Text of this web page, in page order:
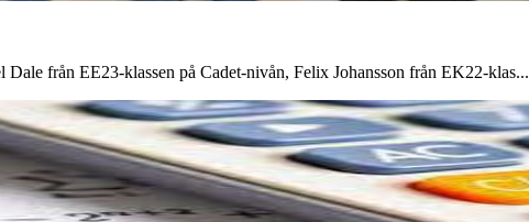
från EE23-klassen på Cadet-nivån, Felix Johansson från EK22-klas...